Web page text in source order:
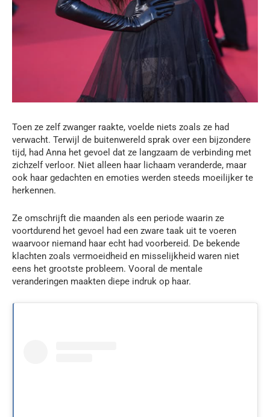
Toen ze zelf zwanger raakte, voelde niets zoals ze had
verwacht. Terwijl de buitenwereld sprak over een bijzondere
tijd, had Anna het gevoel dat ze langzaam de verbinding met
zichzelf verloor. Niet alleen haar lichaam veranderde, maar
ook haar gedachten en emoties werden steeds moeilijker te
herkennen.
Ze omschrijft die maanden als een periode waarin ze
voortdurend het gevoel had een zware taak uit te voeren
waarvoor niemand haar echt had voorbereid. De bekende
klachten zoals vermoeidheid en misselijkheid waren niet
eens het grootste probleem. Vooral de mentale
veranderingen maakten diepe indruk op haar.